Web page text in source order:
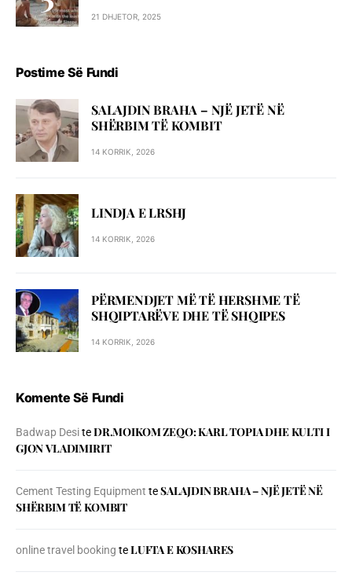
21 DHJETOR, 2025
Postime Së Fundi
SALAJDIN BRAHA – NJЁ JETЁ NЁ
SHЁRBIM TЁ KOMBIT
14 KORRIK, 2026
LINDJA E LRSHJ
14 KORRIK, 2026
PËRMENDJET MË TË HERSHME TË
SHQIPTARËVE DHE TË SHQIPES
14 KORRIK, 2026
Komente Së Fundi
Badwap DesiteDR.MOIKOM ZEQO: KARL TOPIA DHE KULTI I
GJON VLADIMIRIT
Cement Testing Equipment teSALAJDIN BRAHA – NJЁ JETЁ NЁ
SHЁRBIM TЁ KOMBIT
online travel booking teLUFTA E KOSHARES